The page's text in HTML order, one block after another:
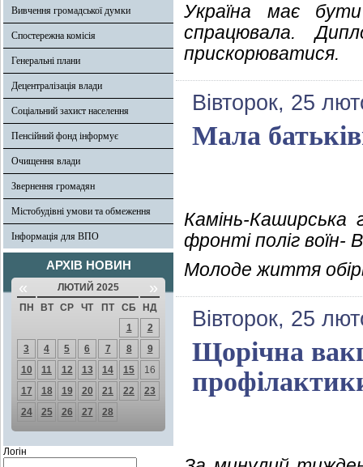
Вивчення громадської думки
Спостережна комісія
Генеральні плани
Децентралізація влади
Соціальний захист населення
Пенсійний фонд інформує
Очищення влади
Звернення громадян
Містобудівні умови та обмеження
Інформація для ВПО
АРХІВ НОВИН
« ЛЮТИЙ 2025 »
ПН ВТ СР ЧТ ПТ СБ
НД
1
2
3
4 5 6 7 8
9
10
11 12 13 14 15
16
17
18 19 20 21 22
23
24
25 26 27 28
Логін
Україна має
спрацювала.
прискорюватися.
Вівторок, 25
Мала
Камінь-
фронті поліг воїн-
Молоде життя
Вівторок, 25
Щорічна